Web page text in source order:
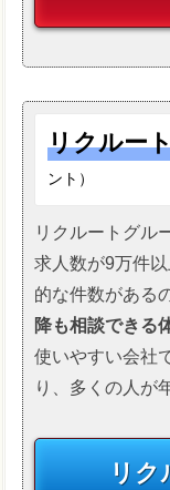
リクルー
ント）
リクルートグル
求人数が9万件
的な件数がある
降も相談できる
使いやすい会社
り、多くの人が
リク